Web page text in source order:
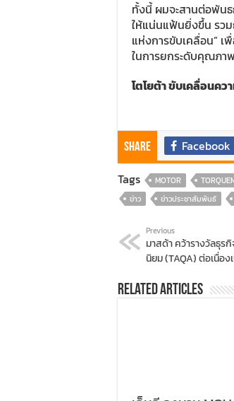
ทั้งนี้ ผมจะสานต่อพันธ
ให้แน่นแฟ้นยิ่งขึ้น รว
แห่งการขับเคลื่อน”
ในการยกระดับคุณภา
โตโยต้า ขับเคลื่อนคว
Share Facebook
Tags
MOTOR
ข่าว
ข่าวประชาสัมพันธ์
Previous
มาสด้า คว้ารางวัลธุร
นิยม (TAQA) ต่อเนื่อง
Related Articles